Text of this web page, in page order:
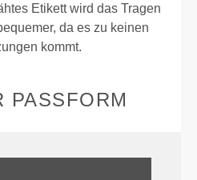
Etikett wird das Tragen
da es zu keinen
kommt.
PASSFORM